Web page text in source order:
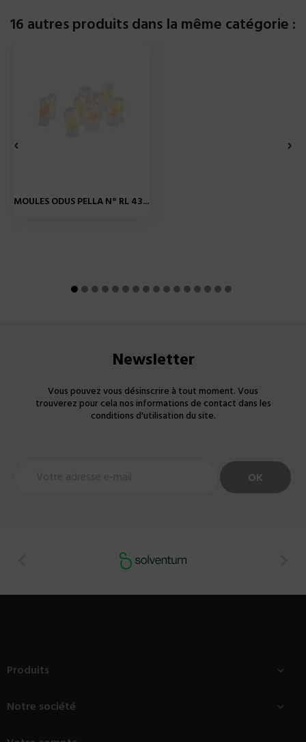
16 autres produits dans la même catégorie :
MOULES ODUS PELLA N° RL 43...
 
Newsletter
Vous pouvez vous désinscrire à tout moment. Vous
trouverez pour cela nos informations de contact dans les
conditions d'utilisation du site.
Produits 
Notre société 